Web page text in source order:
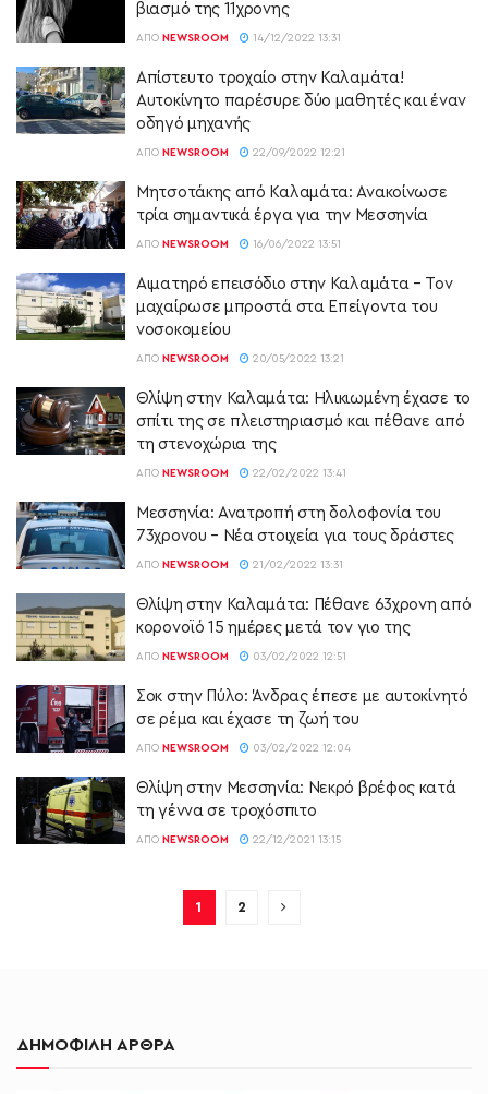
βιασμό της 11χρονης
ΑΠΌ NEWSROOM 14/12/2022 13:31
Απίστευτο τροχαίο στην Καλαμάτα!
Αυτοκίνητο παρέσυρε δύο μαθητές και έναν
οδηγό μηχανής
ΑΠΌ NEWSROOM 22/09/2022 12:21
Μητσοτάκης από Καλαμάτα: Ανακοίνωσε
τρία σημαντικά έργα για την Μεσσηνία
ΑΠΌ NEWSROOM 16/06/2022 13:51
Αιματηρό επεισόδιο στην Καλαμάτα – Τον
μαχαίρωσε μπροστά στα Επείγοντα του
νοσοκομείου
ΑΠΌ NEWSROOM 20/05/2022 13:21
Θλίψη στην Καλαμάτα: Ηλικιωμένη έχασε το
σπίτι της σε πλειστηριασμό και πέθανε από
τη στενοχώρια της
ΑΠΌ NEWSROOM 22/02/2022 13:41
Μεσσηνία: Ανατροπή στη δολοφονία του
73χρονου – Νέα στοιχεία για τους δράστες
ΑΠΌ NEWSROOM 21/02/2022 13:31
Θλίψη στην Καλαμάτα: Πέθανε 63χρονη από
κορονοϊό 15 ημέρες μετά τον γιο της
ΑΠΌ NEWSROOM 03/02/2022 12:51
Σοκ στην Πύλο: Άνδρας έπεσε με αυτοκίνητό
σε ρέμα και έχασε τη ζωή του
ΑΠΌ NEWSROOM 03/02/2022 12:04
Θλίψη στην Μεσσηνία: Νεκρό βρέφος κατά
τη γέννα σε τροχόσπιτο
ΑΠΌ NEWSROOM 22/12/2021 13:15
1 2
ΔΗΜΟΦΙΛΗ ΑΡΘΡΑ